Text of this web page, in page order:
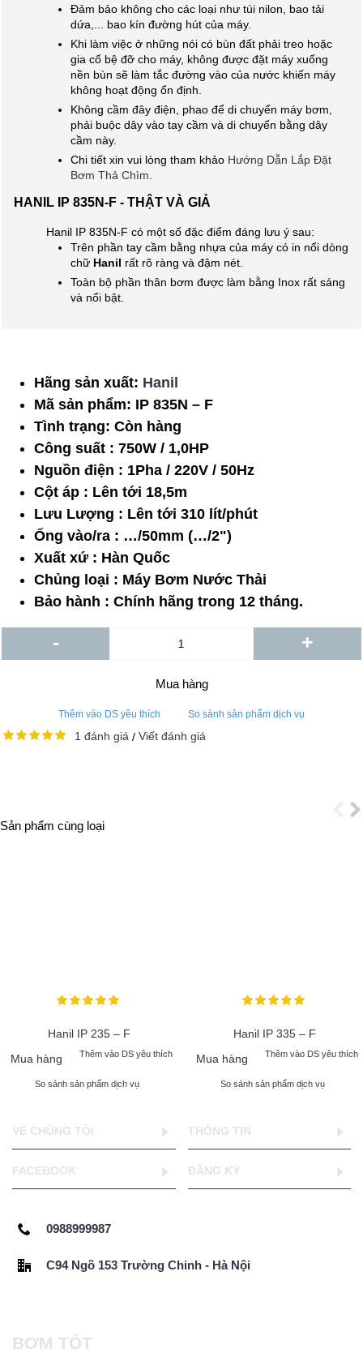
Đảm bảo không cho các loại như túi nilon, bao tải
dứa,... bao kín đường hút của máy.
Khi làm việc ở những nói có bùn đất phải treo hoặc
gia cố bệ đỡ cho máy, không được đặt máy xuống
nền bùn sẽ làm tắc đường vào của nước khiến máy
không hoạt động ổn định.
Không cầm đây điện, phao để di chuyển máy bơm,
phải buộc dây vào tay cầm và di chuyển bằng dây
cầm này.
Chi tiết xin vui lòng tham khảo Hướng Dẫn Lắp Đặt
Bơm Thả Chìm
HANIL IP 835N-F - THẬT VÀ GIẢ
Hanil IP 835N-F có một số đặc điểm đáng lưu ý sau:
Trên phần tay cầm bằng nhựa của máy có in nổi dòng
chữ Hanil rất rõ ràng và đậm nét.
Toàn bộ phần thân bơm được làm bằng Inox rất sáng
và nổi bật.
Hãng sản xuất: Hanil
Mã sản phẩm: IP 835N – F
Tình trạng: Còn hàng
Công suất : 750W / 1,0HP
Nguồn điện : 1Pha / 220V / 50Hz
Cột áp : Lên tới 18,5m
Lưu Lượng : Lên tới 310 lít/phút
Ống vào/ra : …/50mm (…/2")
Xuất xứ : Hàn Quốc
Chủng loại : Máy Bơm Nước Thải
Bảo hành : Chính hãng trong 12 tháng.
- +
Mua hàng
Thêm vào DS yêu thích So sánh sản phẩm dịch vụ
1 đánh giá / Viết đánh giá
Sản phẩm cùng loại
Hanil IP 235 – F
Mua hàng
Thêm vào DS yêu thích
So sánh sản phẩm dịch vụ
Hanil IP 335 – F
Mua hàng
Thêm vào DS yêu thích
So sánh sản phẩm dịch vụ
VỀ CHÚNG TÔI THÔNG TIN
FACEBOOK ĐĂNG KÝ
0988999987
C94 Ngõ 153 Trường Chinh - Hà Nội
BƠM TỐT